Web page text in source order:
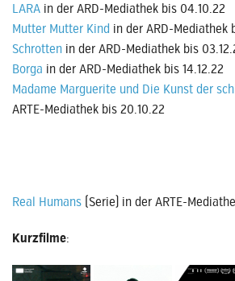
LARA in der ARD-Mediathek bis 04.10.22
Mutter Mutter Kind in der ARD-Mediathek
Schrotten in der ARD-Mediathek bis
Borga in der ARD-Mediathek bis 14.12.22
Madame Marguerite und Die Kunst der
ARTE-Mediathek bis 20.10.22
Real Humans (Serie) in der ARTE-
Kurzfilme: